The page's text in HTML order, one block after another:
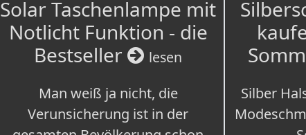
Solar Taschenlampe mit
Notlicht Funktion - die
Bestseller
lesen
Man weiß ja nicht, die
Verunsicherung ist in der
Silber